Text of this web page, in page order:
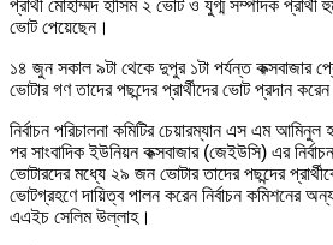
প্রার্থী মোহাম্মদ হাসিম ২ ভোট ও যুগ্ম সম্পাদক প্রার্থী
ভোট পেয়েছেন।
১৪ জুন সকাল ৯টা থেকে দুপুর ১টা পর্যন্ত কক্সবাজার
ভোটার গণ তাদের পছন্দের প্রার্থীদের ভোট প্রদান
নির্বাচন পরিচালনা কমিটির চেয়ারম্যান এস এম আমিনুল
পর সাংবাদিক ইউনিয়ন কক্সবাজার (জেইউসি) এর
ভোটারদের মধ্যে ২৯ জন ভোটার তাদের পছন্দের
ভোটগ্রহণে দায়িত্ব পালন করেন নির্বাচন কমিশনের
এএইচ সেলিম উল্লাহ।